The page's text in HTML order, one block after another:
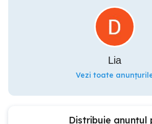
Lia
Vezi toate
Distribuie anunțul